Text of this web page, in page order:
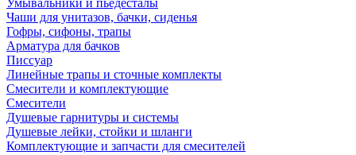
Умывальники и пьедесталы
Чаши для унитазов, бачки, сиденья
Гофры, сифоны, трапы
Арматура для бачков
Писсуар
Линейные трапы и сточные комплекты
Смесители и комплектующие
Смесители
Душевые гарнитуры и системы
Душевые лейки, стойки и шланги
Комплектующие и запчасти для смесителей